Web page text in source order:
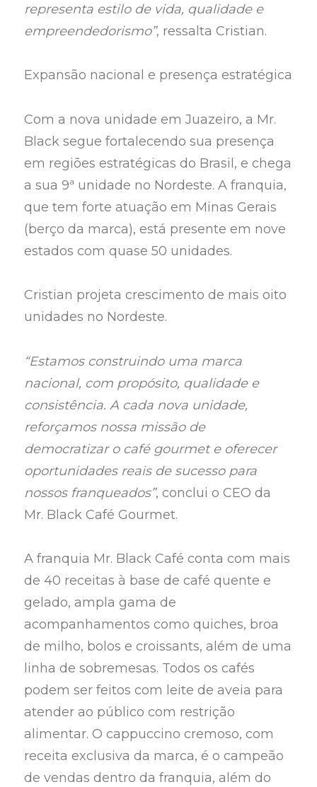
representa estilo de vida, qualidade e
empreendedorismo”, ressalta Cristian.
Expansão nacional e presença estratégica
Com a nova unidade em Juazeiro, a Mr.
Black segue fortalecendo sua presença
em regiões estratégicas do Brasil, e chega
a sua 9ª unidade no Nordeste. A franquia,
que tem forte atuação em Minas Gerais
(berço da marca), está presente em nove
estados com quase 50 unidades.
Cristian projeta crescimento de mais oito
unidades no Nordeste.
“Estamos construindo uma marca
nacional, com propósito, qualidade e
consistência. A cada nova unidade,
reforçamos nossa missão de
democratizar o café gourmet e oferecer
oportunidades reais de sucesso para
nossos franqueados”, conclui o CEO da
Mr. Black Café Gourmet.
A franquia Mr. Black Café conta com mais
de 40 receitas à base de café quente e
gelado, ampla gama de
acompanhamentos como quiches, broa
de milho, bolos e croissants, além de uma
linha de sobremesas. Todos os cafés
podem ser feitos com leite de aveia para
atender ao público com restrição
alimentar. O cappuccino cremoso, com
receita exclusiva da marca, é o campeão
de vendas dentro da franquia, além do